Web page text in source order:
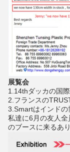
展覧会
1.14thダッカの国
2.フランスの
3.Smartはインド
私達に6月の友人
のブースに来るあり